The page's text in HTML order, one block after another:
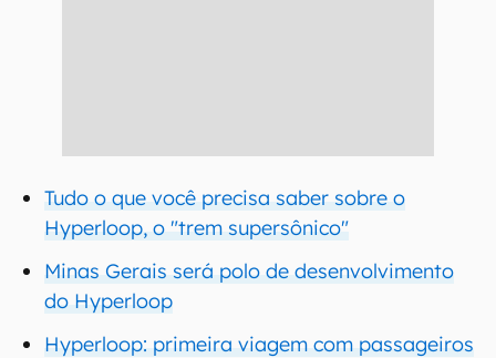
Tudo o que você precisa saber sobre o
Hyperloop, o "trem supersônico"
Minas Gerais será polo de desenvolvimento
do Hyperloop
Hyperloop: primeira viagem com passageiros